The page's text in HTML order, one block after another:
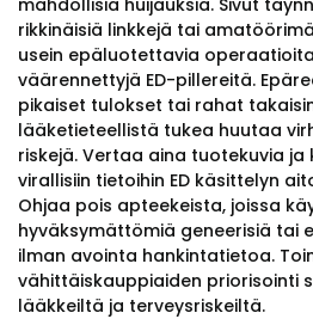
mahdollisia huijauksia. Sivut
rikkinäisiä linkkejä tai
usein epäluotettavia
väärennettyjä ED-pillereitä.
pikaiset tulokset tai rahat
lääketieteellistä tukea huutaa
riskejä. Vertaa aina tuotekuvia ja
virallisiin tietoihin ED käsittelyn
Ohjaa pois apteekeista, joissa
hyväksymättömiä geneerisiä tai
ilman avointa hankintatietoa.
vähittäiskauppiaiden priorisointi
lääkkeiltä ja terveysriskeiltä.